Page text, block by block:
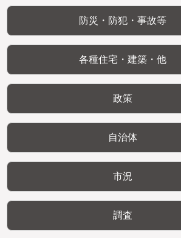
防災・防犯・事故等
各種住宅・建築・他
政策
自治体
市況
調査